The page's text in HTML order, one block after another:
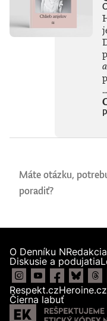
...
Máte otázku,
poradiť?
O Denníku NRedakcia
Diskusie a podujatia
Respekt.czHeroine.cz
Čierna labuť